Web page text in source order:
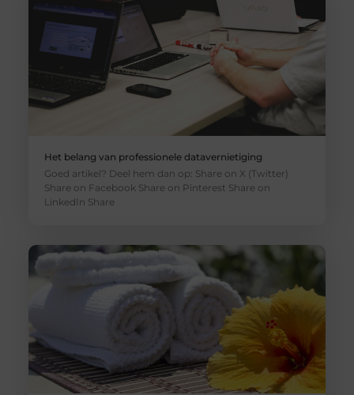
Het belang van professionele datavernietiging
Goed artikel? Deel hem dan op: Share on X (Twitter)
Share on Facebook Share on Pinterest Share on
LinkedIn Share